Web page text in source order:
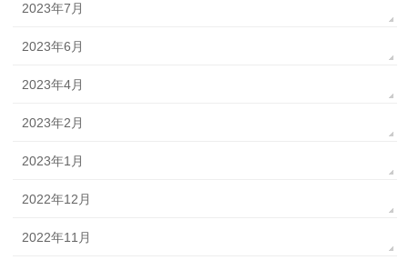
2023年7月
2023年6月
2023年4月
2023年2月
2023年1月
2022年12月
2022年11月